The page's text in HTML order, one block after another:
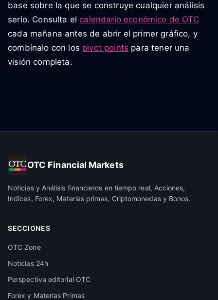
base sobre la que se construye cualquier análisis
serio. Consulta el calendario económico de OTC
cada mañana antes de abrir el primer gráfico, y
combínalo con los pivot points para tener una
visión completa.
OTC Financial Markets
Noticias y Análisis financieros en tiempo real, Acciones,
Indices, Forex, Materias primas, Criptomonedas y Bonos.
SECCIONES
OTC Zone
Noticias 24h
Perspectiva editorial OTC
Forex y Materias Primas